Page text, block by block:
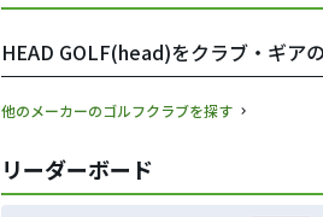
HEAD GOLF(head)をクラブ・ギア
他のメーカーのゴルフクラブを探す
リーダーボード